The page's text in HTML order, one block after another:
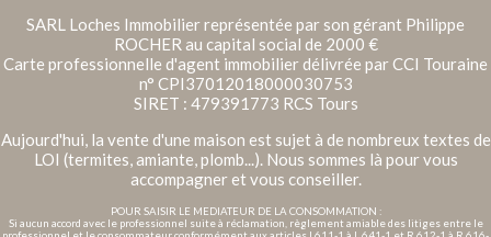
SARL Loches Immobilier représentée par son gérant Philippe
ROCHER au capital social de 2000 €
Carte professionnelle d'agent immobilier délivrée par CCI Touraine
n° CPI37012018000030753
SIRET : 479391773 RCS Tours
Aujourd'hui, la vente d'une maison est sujet à de nombreux textes de
LOI (termites, amiante, plomb...). Nous sommes là pour vous
accompagner et vous conseiller.
POUR SAISIR LE MEDIATEUR DE LA CONSOMMATION :
Si aucun accord avec le professionnel suite à réclamation, règlement amiable des litiges entre le